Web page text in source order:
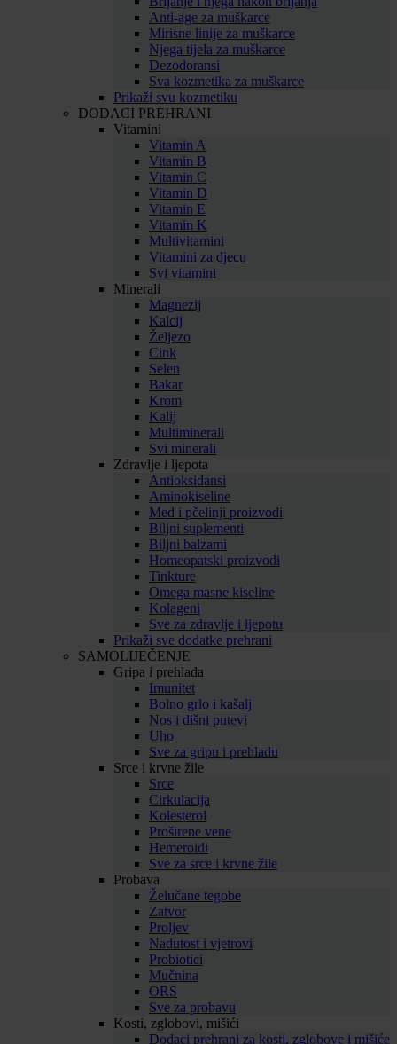
Anti-age za muškarce
Mirisne linije za muškarce
Njega tijela za muškarce
Dezodoransi
Sva kozmetika za muškarce
Prikaži svu kozmetiku
DODACI PREHRANI
Vitamini
Vitamin A
Vitamin B
Vitamin C
Vitamin D
Vitamin E
Vitamin K
Multivitamini
Vitamini za djecu
Svi vitamini
Minerali
Magnezij
Kalcij
Željezo
Cink
Selen
Bakar
Krom
Kalij
Multiminerali
Svi minerali
Zdravlje i ljepota
Antioksidansi
Aminokiseline
Med i pčelinji proizvodi
Biljni suplementi
Biljni balzami
Homeopatski proizvodi
Tinkture
Omega masne kiseline
Kolageni
Sve za zdravlje i ljepotu
Prikaži sve dodatke prehrani
SAMOLIJEČENJE
Gripa i prehlada
Imunitet
Bolno grlo i kašalj
Nos i dišni putevi
Uho
Sve za gripu i prehladu
Srce i krvne žile
Srce
Cirkulacija
Kolesterol
Proširene vene
Hemeroidi
Sve za srce i krvne žile
Probava
Želučane tegobe
Zatvor
Proljev
Nadutost i vjetrovi
Probiotici
Mučnina
ORS
Sve za probavu
Kosti, zglobovi, mišići
Dodaci prehrani za kosti, zglobove i mišiće